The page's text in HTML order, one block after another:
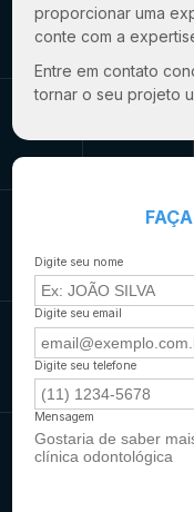
proporcionar uma
conte com a
Entre em contato
tornar o seu projeto
Digite seu nome
Digite seu email
Digite seu telefone
Mensagem